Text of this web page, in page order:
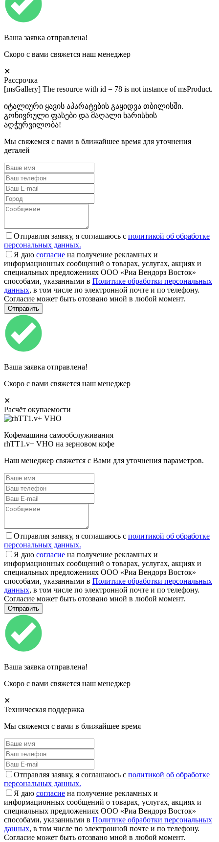
Ваша заявка отправлена!
Скоро с вами свяжется наш менеджер
✕
Рассрочка
[msGallery] The resource with id = 78 is not instance of msProduct.
იტალიური ყავის აპარატების გაყიდვა თბილისში.
გონივრული ფასები და მაღალი ხარისხის
აღჭურვილობა!
Мы свяжемся с вами в ближайшее время для уточнения
деталей
Отправляя заявку, я соглашаюсь с политикой об обработке
персональных данных.
Я даю согласие на получение рекламных и
информационных сообщений о товарах, услугах, акциях и
специальных предложениях ООО «Риа Вендорз Восток»
способами, указанными в Политике обработки персональных
данных, в том числе по электронной почте и по телефону.
Согласие может быть отозвано мной в любой момент.
Ваша заявка отправлена!
Скоро с вами свяжется наш менеджер
✕
Расчёт окупаемости
Кофемашина самообслуживания
rhTT1.v+ VHO на зерновом кофе
Наш менеджер свяжется с Вами для уточнения параметров.
Отправляя заявку, я соглашаюсь с политикой об обработке
персональных данных.
Я даю согласие на получение рекламных и
информационных сообщений о товарах, услугах, акциях и
специальных предложениях ООО «Риа Вендорз Восток»
способами, указанными в Политике обработки персональных
данных, в том числе по электронной почте и по телефону.
Согласие может быть отозвано мной в любой момент.
Ваша заявка отправлена!
Скоро с вами свяжется наш менеджер
✕
Техническая поддержка
Мы свяжемся с вами в ближайшее время
Отправляя заявку, я соглашаюсь с политикой об обработке
персональных данных.
Я даю согласие на получение рекламных и
информационных сообщений о товарах, услугах, акциях и
специальных предложениях ООО «Риа Вендорз Восток»
способами, указанными в Политике обработки персональных
данных, в том числе по электронной почте и по телефону.
Согласие может быть отозвано мной в любой момент.